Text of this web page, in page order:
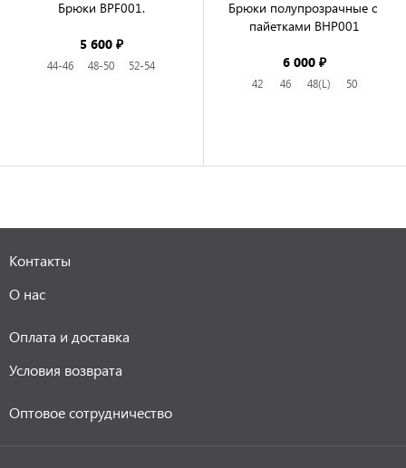
Брюки BPF001.
5 600 ₽
44-46 48-50 52-54
Брюки полупрозрачные с
пайетками BHP001
6 000 ₽
42 46 48(L) 50
Контакты
О нас
Оплата и доставка
Условия возврата
Оптовое сотрудничество